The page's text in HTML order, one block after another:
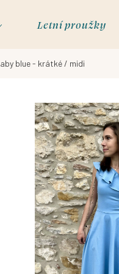
Letní proužky
blue - krátké / midi